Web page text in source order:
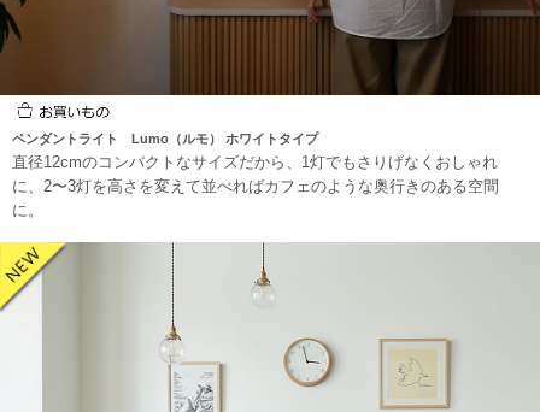
ペンダントライト Lumo（ルモ） ホワイトタイプ
直径12cmのコンパクトなサイズだから、1灯でもさりげなくおしゃれ
に、2〜3灯を高さを変えて並べればカフェのような奥行きのある空間
に。